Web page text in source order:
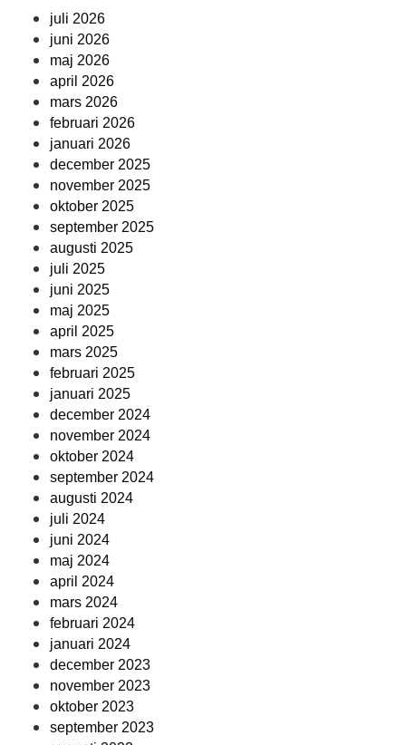
juli 2026
juni 2026
maj 2026
april 2026
mars 2026
februari 2026
januari 2026
december 2025
november 2025
oktober 2025
september 2025
augusti 2025
juli 2025
juni 2025
maj 2025
april 2025
mars 2025
februari 2025
januari 2025
december 2024
november 2024
oktober 2024
september 2024
augusti 2024
juli 2024
juni 2024
maj 2024
april 2024
mars 2024
februari 2024
januari 2024
december 2023
november 2023
oktober 2023
september 2023